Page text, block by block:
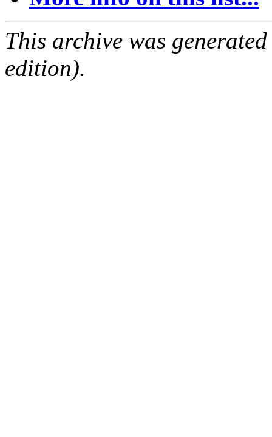
This archive was
edition).